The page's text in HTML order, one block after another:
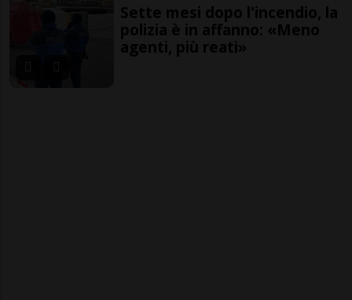
Sette mesi dopo l'incendio, la
polizia è in affanno: «Meno
agenti, più reati»